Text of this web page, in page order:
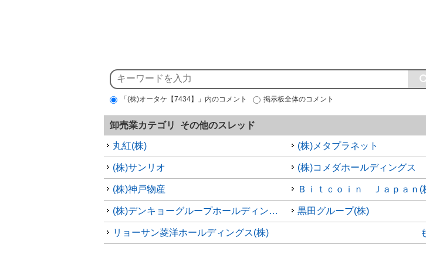
「(株)オータケ【7434】」内のコメント 掲示板全体のコメント
卸売業カテゴリ その他のスレッド
丸紅(株) (株)メタプラネット
(株)サンリオ (株)コメダホールディングス
(株)神戸物産 Ｂｉｔｃｏｉｎ Ｊａｐａｎ(
(株)デンキョーグループホールディングス 黒田グループ(株)
リョーサン菱洋ホールディングス(株)